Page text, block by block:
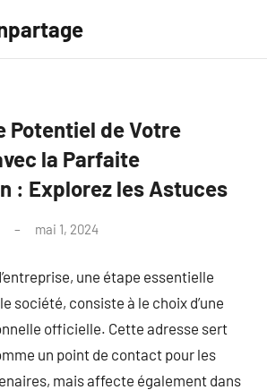
Potentiel de Votre
la Parfaite
: Explorez les Astuces
mai 1, 2024
une étape essentielle
société, consiste à le choix d’une
officielle. Cette adresse sert
un point de contact pour les
mais affecte également dans